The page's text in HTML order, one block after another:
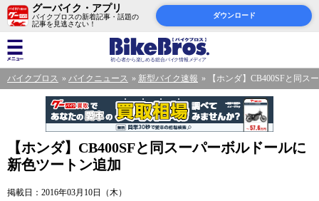
グーバイク・アプリ
バイクブロスの新着記事・話題の
記事を見逃さない！
ダウンロード
バイクブロス バイクニュース 新型バイク速報 【ホンダ】CB400SFと同ス
【ホンダ】CB400SFと同スーパーボルドールに
新色ツートン追加
掲載日：2016年03月10日（木）